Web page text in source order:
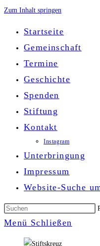
Zum Inhalt springen
Startseite
Gemeinschaft
Termine
Geschichte
Spenden
Stiftung
Kontakt
Instagram
Unterbringung
Impressum
Website-Suche
Menü Schließen